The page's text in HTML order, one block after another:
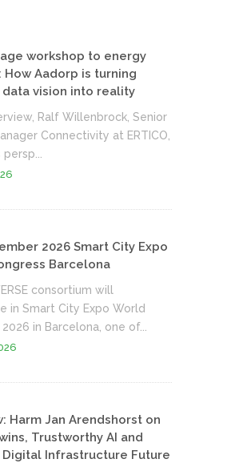
workshop to energy
How Aadorp is turning
data vision into reality
Ralf Willenbrock, Senior
Connectivity at ERTICO,
2026 Smart City Expo
Barcelona
consortium will
in Smart City Expo World
in Barcelona, one of...
Harm Jan Arendshorst on
Trustworthy AI and
Digital Infrastructure Future